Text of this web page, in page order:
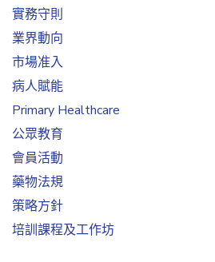
實務守則
業界動向
市場准入
病人賦能
Primary Healthcare
公眾教育
會員活動
藥物法規
策略方針
培訓課程及工作坊